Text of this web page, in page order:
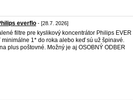
everflo - [28.7. 2026]
filtre pre kyslikový koncentrátor Philips EVER
1* do roka alebo keď sú už špinavé.
plus poštovné. Možný je aj OSOBNÝ ODBER